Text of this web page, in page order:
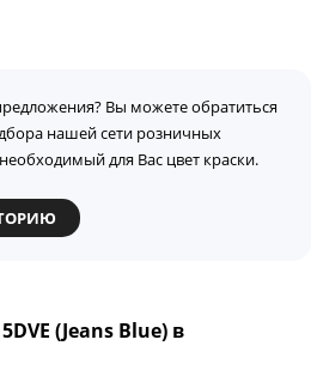
Вы можете обратиться
нашей сети розничных
для Вас цвет краски.
(Jeans Blue) в